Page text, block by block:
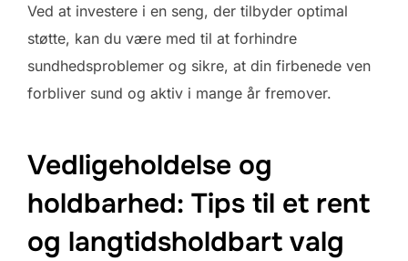
Ved at investere i en seng, der tilbyder optimal
støtte, kan du være med til at forhindre
sundhedsproblemer og sikre, at din firbenede ven
forbliver sund og aktiv i mange år fremover.
Vedligeholdelse og
holdbarhed: Tips til et rent
og langtidsholdbart valg